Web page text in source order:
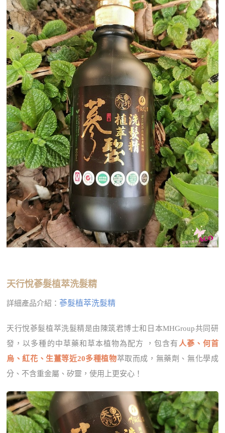
天行悅蔘髮植萃洗髮精
詳細產品介紹： 蔘髮植萃洗髮精
天行悅蔘髮植萃洗髮精是由陳筑君博士和日本MHGroup共同研
發，以多種的中草藥和草本植物為配方 ，包含有 人蔘、何首
烏、紅花、生薑等近20多種植物萃取而成，無藥劑、無化學成
分、不含重金屬、矽靈，使用上更安心！